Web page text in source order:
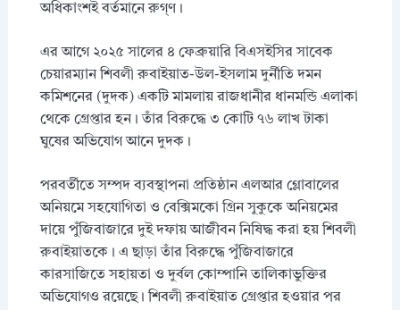
অধিকাংশই বর্তমানে রুগ্ণ।
এর আগে ২০২৫ সালের ৪ ফেব্রুয়ারি বিএসইসির সাবেক
চেয়ারম্যান শিবলী রুবাইয়াত-উল-ইসলাম দুর্নীতি দমন
কমিশনের (দুদক) একটি মামলায় রাজধানীর ধানমন্ডি এলাকা
থেকে গ্রেপ্তার হন। তাঁর বিরুদ্ধে ৩ কোটি ৭৬ লাখ টাকা
ঘুষের অভিযোগ আনে দুদক।
পরবর্তীতে সম্পদ ব্যবস্থাপনা প্রতিষ্ঠান এলআর গ্লোবালের
অনিয়মে সহযোগিতা ও বেক্সিমকো গ্রিন সুকুকে অনিয়মের
দায়ে পুঁজিবাজারে দুই দফায় আজীবন নিষিদ্ধ করা হয় শিবলী
রুবাইয়াতকে। এ ছাড়া তাঁর বিরুদ্ধে পুঁজিবাজারে
কারসাজিতে সহায়তা ও দুর্বল কোম্পানি তালিকাভুক্তির
অভিযোগও রয়েছে। শিবলী রুবাইয়াত গ্রেপ্তার হওয়ার পর